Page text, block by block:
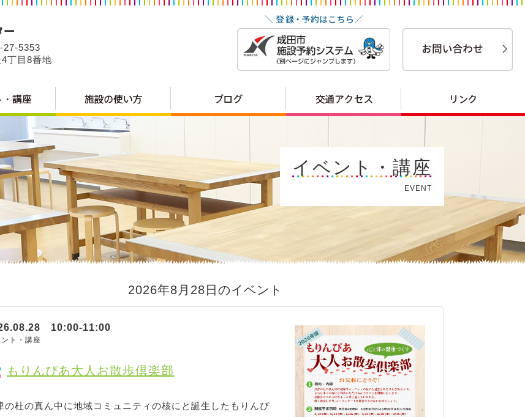
5353
丁目8番地
イベント・講座
EVENT
2026年8月28日のイベント
もりんぴあ大人お散歩倶楽部
10:00-11:00
ト・講座
の杜の真ん中に地域コミュニティの核にと誕生したもりんぴ